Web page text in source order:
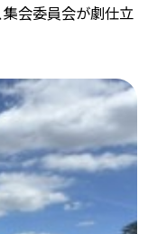
集会委員会が劇仕立